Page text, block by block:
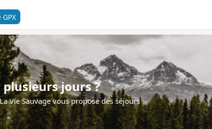
jours ?
Vie Sauvage vous propose des séjours